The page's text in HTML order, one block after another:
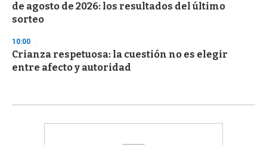
de agosto de 2026: los resultados del último
sorteo
10:00
Crianza respetuosa: la cuestión no es elegir
entre afecto y autoridad